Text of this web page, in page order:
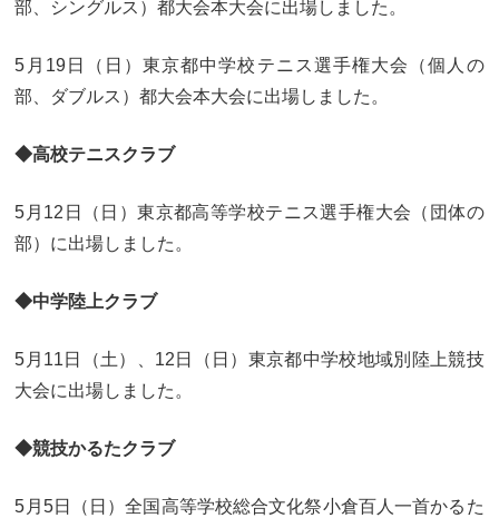
部、シングルス）都大会本大会に出場しました。
5月19日（日）東京都中学校テニス選手権大会（個人の
部、ダブルス）都大会本大会に出場しました。
◆高校テニスクラブ
5月12日（日）東京都高等学校テニス選手権大会（団体の
部）に出場しました。
◆中学陸上クラブ
5月11日（土）、12日（日）東京都中学校地域別陸上競技
大会に出場しました。
◆競技かるたクラブ
5月5日（日）全国高等学校総合文化祭小倉百人一首かるた